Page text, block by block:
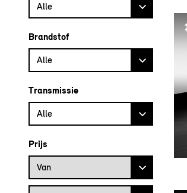
Alle
Brandstof
Alle
Transmissie
Alle
Prijs
Prijs vanaf
Van